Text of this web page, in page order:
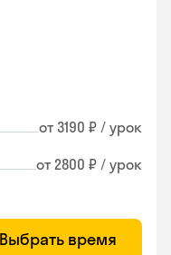
от 3190 ₽ / урок
от 2800 ₽ / урок
Выбрать время